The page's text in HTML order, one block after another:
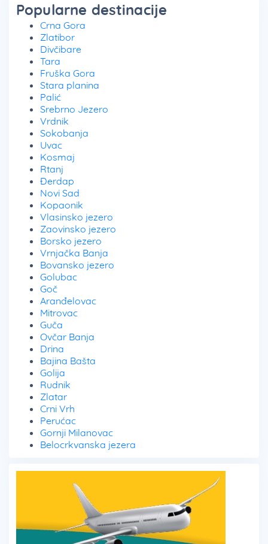
Popularne destinacije
Crna Gora
Zlatibor
Divčibare
Tara
Fruška Gora
Stara planina
Palić
Srebrno Jezero
Vrdnik
Sokobanja
Uvac
Kosmaj
Rtanj
Đerdap
Novi Sad
Kopaonik
Vlasinsko jezero
Zaovinsko jezero
Borsko jezero
Vrnjačka Banja
Bovansko jezero
Golubac
Goč
Aranđelovac
Mitrovac
Guča
Ovčar Banja
Drina
Bajina Bašta
Golija
Rudnik
Zlatar
Crni Vrh
Perućac
Gornji Milanovac
Belocrkvanska jezera